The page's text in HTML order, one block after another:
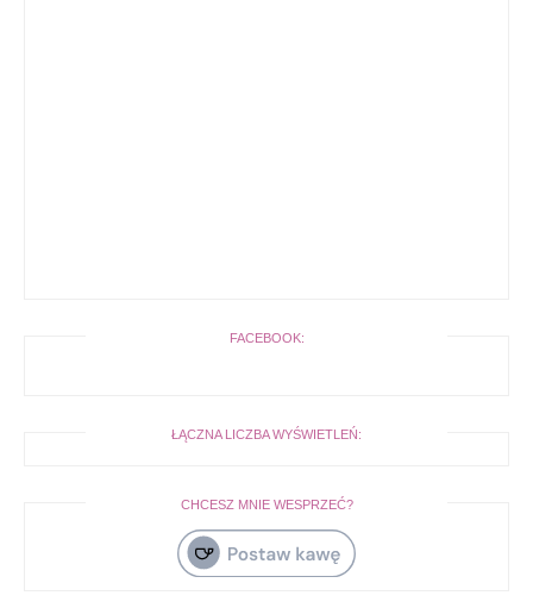
FACEBOOK:
ŁĄCZNA LICZBA WYŚWIETLEŃ:
CHCESZ MNIE WESPRZEĆ?